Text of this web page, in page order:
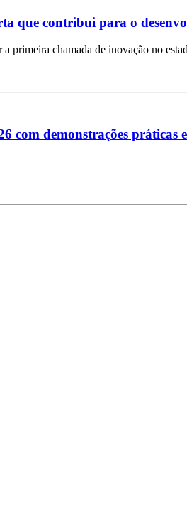
que contribui para o
primeira chamada de inovação no
com demonstrações práticas